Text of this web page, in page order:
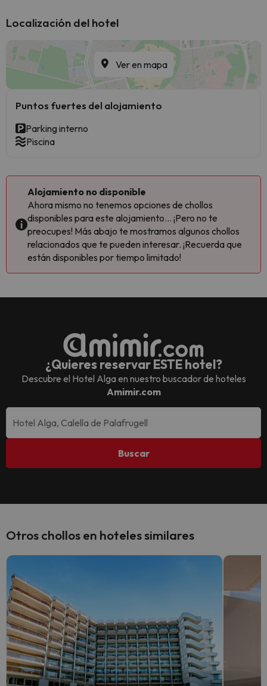
Localización del hotel
Ver en mapa
Puntos fuertes del alojamiento
Parking interno
Piscina
Alojamiento no disponible
Ahora mismo no tenemos opciones de chollos
disponibles para este alojamiento... ¡Pero no te
preocupes! Más abajo te mostramos algunos chollos
relacionados que te pueden interesar. ¡Recuerda que
están disponibles por tiempo limitado!
¿Quieres reservar ESTE hotel?
Descubre el Hotel Algaen nuestro buscador de hoteles
Amimir.com
Buscar
Otros chollos en hoteles similares